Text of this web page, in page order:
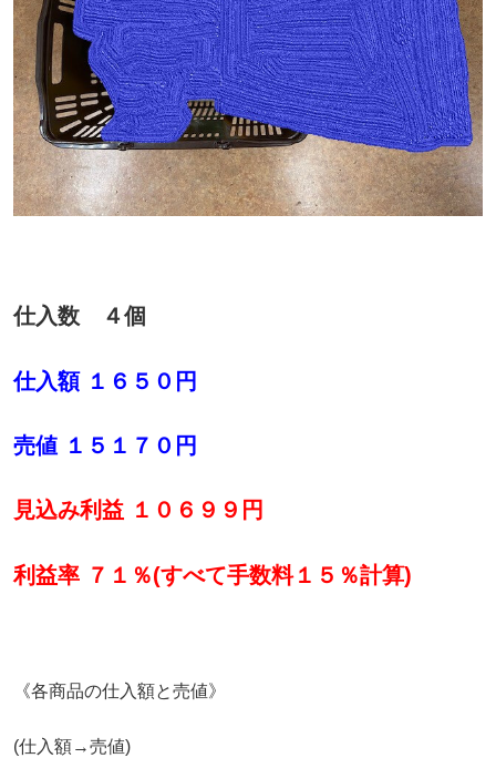
仕入数 ４個
仕入額 １６５０円
売値 １５１７０円
見込み利益 １０６９９円
利益率 ７１％(すべて手数料１５％計算)
《各商品の仕入額と売値》
(仕入額→売値)